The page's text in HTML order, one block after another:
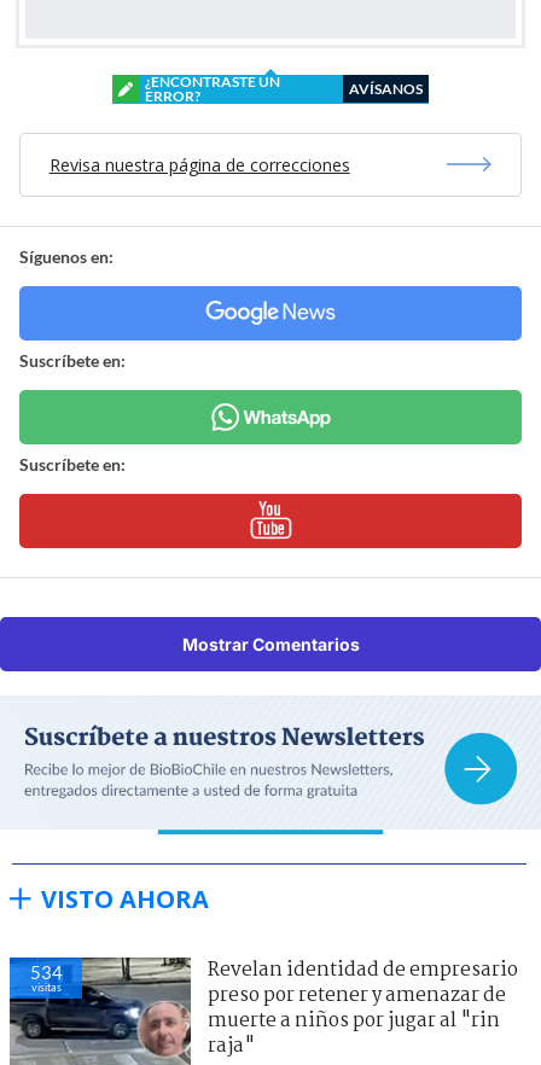
¿ENCONTRASTE UN
ERROR?
AVÍSANOS
Revisa nuestra página de correcciones
Síguenos en:
Suscríbete en:
Suscríbete en:
Mostrar Comentarios
VISTO AHORA
534
visitas
Revelan identidad de empresario
preso por retener y amenazar de
muerte a niños por jugar al "rin
raja"